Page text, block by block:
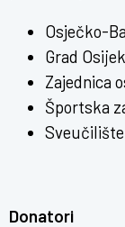
Osječko-
Grad Osijek
Zajednica
Športska
Donatori